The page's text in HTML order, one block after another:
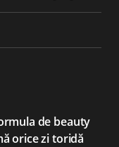
de beauty
orice zi toridă